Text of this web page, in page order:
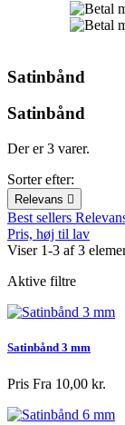
Satinbånd
Satinbånd
Der er 3 varer.
Sorter efter:
Relevans 
Best sellers
Pris, høj til lav
Viser 1-3 af 3
Aktive filtre
Satinbånd 3 mm
Pris Fra 10,00 kr.